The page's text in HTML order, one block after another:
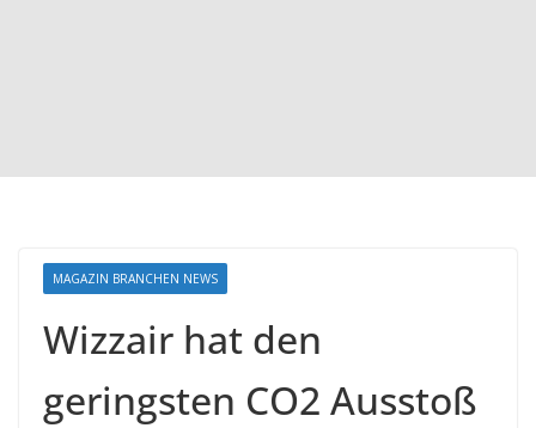
MAGAZIN BRANCHEN NEWS
Wizzair hat den
geringsten CO2 Ausstoß